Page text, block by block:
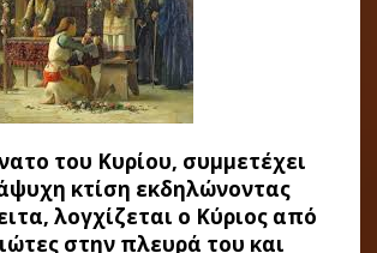
του Κυρίου, συμμετέχει
κτίση εκδηλώνοντας
λογχίζεται ο Κύριος από
στην πλευρά του και